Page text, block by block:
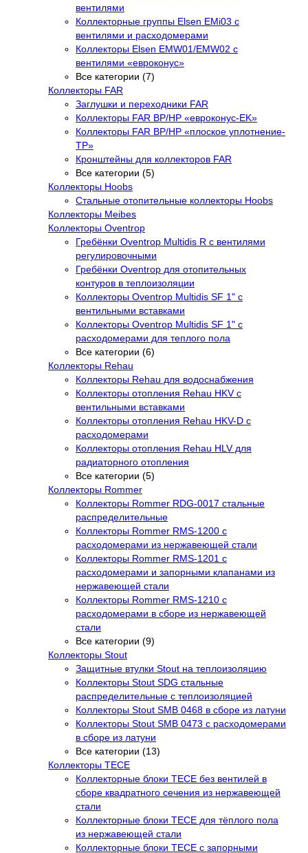
вентилями
Коллекторные группы Elsen EMi03 с
вентилями и расходомерами
Коллекторы Elsen EMW01/EMW02 с
вентилями «евроконус»
Все категории (7)
Коллекторы FAR
Заглушки и переходники FAR
Коллекторы FAR ВР/НР «евроконус-EK»
Коллекторы FAR ВР/НР «плоское уплотнение-
TP»
Кронштейны для коллекторов FAR
Все категории (5)
Коллекторы Hoobs
Стальные отопительные коллекторы Hoobs
Коллекторы Meibes
Коллекторы Oventrop
Гребёнки Oventrop Multidis R с вентилями
регулировочными
Гребёнки Oventrop для отопительных
контуров в теплоизоляции
Коллекторы Oventrop Multidis SF 1" с
вентильными вставками
Коллекторы Oventrop Multidis SF 1" с
расходомерами для теплого пола
Все категории (6)
Коллекторы Rehau
Коллекторы Rehau для водоснабжения
Коллекторы отопления Rehau HKV с
вентильными вставками
Коллекторы отопления Rehau HKV-D с
расходомерами
Коллекторы отопления Rehau HLV для
радиаторного отопления
Все категории (5)
Коллекторы Rommer
Коллекторы Rommer RDG-0017 стальные
распределительные
Коллекторы Rommer RMS-1200 с
расходомерами из нержавеющей стали
Коллекторы Rommer RMS-1201 с
расходомерами и запорными клапанами из
нержавеющей стали
Коллекторы Rommer RMS-1210 с
расходомерами в сборе из нержавеющей
стали
Все категории (9)
Коллекторы Stout
Защитные втулки Stout на теплоизоляцию
Коллекторы Stout SDG стальные
распределительные с теплоизоляцией
Коллекторы Stout SMB 0468 в сборе из латуни
Коллекторы Stout SMB 0473 с расходомерами
в сборе из латуни
Все категории (13)
Коллекторы TECE
Коллекторные блоки TECE без вентилей в
сборе квадратного сечения из нержавеющей
стали
Коллекторные блоки TECE для тёплого пола
из нержавеющей стали
Коллекторные блоки TECE с запорными